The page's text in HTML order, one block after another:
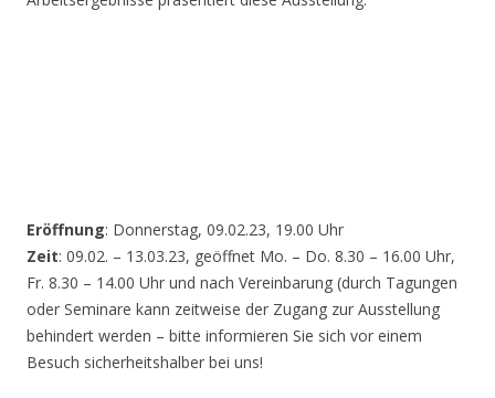
Eröffnung: Donnerstag, 09.02.23, 19.00 Uhr
Zeit: 09.02. – 13.03.23, geöffnet Mo. – Do. 8.30 – 16.00 Uhr,
Fr. 8.30 – 14.00 Uhr und nach Vereinbarung (durch Tagungen
oder Seminare kann zeitweise der Zugang zur Ausstellung
behindert werden – bitte informieren Sie sich vor einem
Besuch sicherheitshalber bei uns!